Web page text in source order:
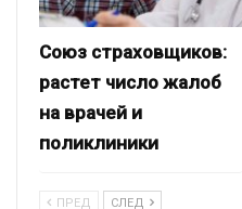
Союз страховщиков:
растет число жалоб
на врачей и
поликлиники
ПРЕД СЛЕД